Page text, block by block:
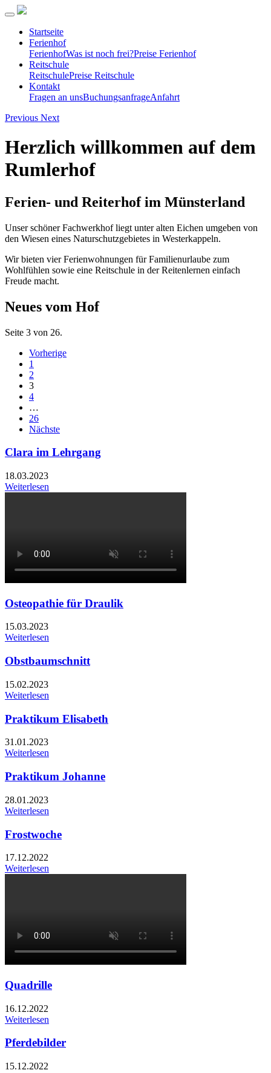
Startseite
Ferienhof
FerienhofWas ist noch frei?Preise Ferienhof
Reitschule
ReitschulePreise Reitschule
Kontakt
Fragen an unsBuchungsanfrageAnfahrt
Previous Next
Herzlich willkommen auf dem
Rumlerhof
Ferien- und Reiterhof im Münsterland
Unser schöner Fachwerkhof liegt unter alten Eichen umgeben von
den Wiesen eines Naturschutzgebietes in Westerkappeln.
Wir bieten vier Ferienwohnungen für Familienurlaube zum
Wohlfühlen sowie eine Reitschule in der Reitenlernen einfach
Freude macht.
Neues vom Hof
Seite 3 von 26.
Vorherige
1
2
3
4
…
26
Nächste
Clara im Lehrgang
18.03.2023
Weiterlesen
Osteopathie für Draulik
15.03.2023
Weiterlesen
Obstbaumschnitt
15.02.2023
Weiterlesen
Praktikum Elisabeth
31.01.2023
Weiterlesen
Praktikum Johanne
28.01.2023
Weiterlesen
Frostwoche
17.12.2022
Weiterlesen
Quadrille
16.12.2022
Weiterlesen
Pferdebilder
15.12.2022